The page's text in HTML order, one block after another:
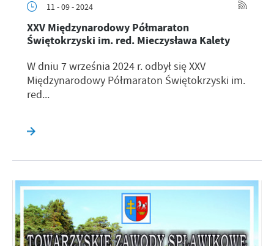
11 - 09 - 2024
XXV Międzynarodowy Półmaraton
Świętokrzyski im. red. Mieczysława Kalety
W dniu 7 września 2024 r. odbył się XXV
Międzynarodowy Półmaraton Świętokrzyski im.
red...